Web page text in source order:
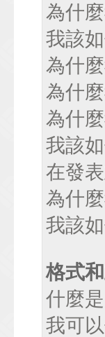
為什
我該
為什
為什
為什
我該
在發
為什
我該
格式
什麼
我可